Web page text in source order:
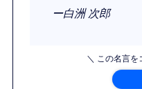
ー白洲 次郎
＼ この名言を